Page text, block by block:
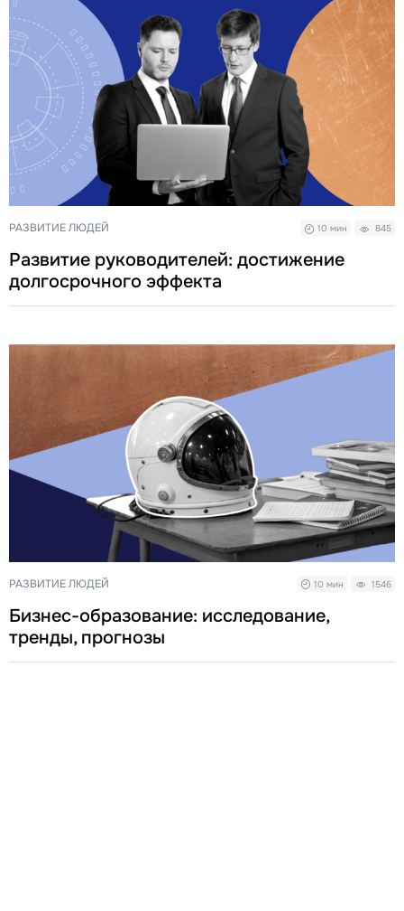
РАЗВИТИЕ ЛЮДЕЙ 10 мин 845
Развитие руководителей: достижение
долгосрочного эффекта
РАЗВИТИЕ ЛЮДЕЙ 10 мин 1546
Бизнес-образование: исследование,
тренды, прогнозы